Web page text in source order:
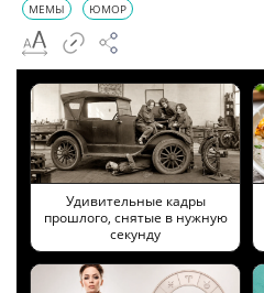
МЕМЫ ЮМОР
Удивительные кадры
прошлого, снятые в нужную
секунду